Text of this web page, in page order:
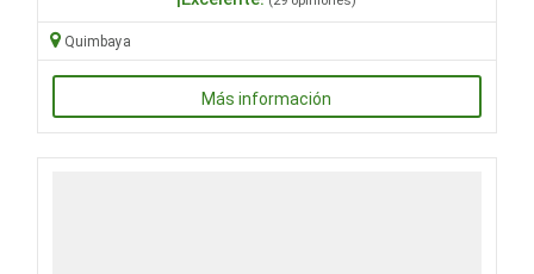
Quimbaya
Más información